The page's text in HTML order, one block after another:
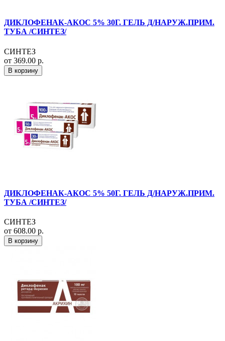
ДИКЛОФЕНАК-АКОС 5% 30Г. ГЕЛЬ Д/НАРУЖ.ПРИМ.
ТУБА /СИНТЕЗ/
СИНТЕЗ
от 369.00 р.
В корзину
ДИКЛОФЕНАК-АКОС 5% 50Г. ГЕЛЬ Д/НАРУЖ.ПРИМ.
ТУБА /СИНТЕЗ/
СИНТЕЗ
от 608.00 р.
В корзину